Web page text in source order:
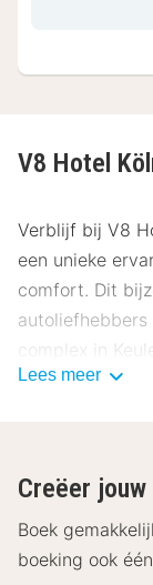
V8 Hotel
Verblijf bij V8
een unieke
comfort. Dit
autoliefhebbers
complex in
gemiddeld met
van Keulen,
Rheinland-
centrum. Vanuit
Lees meer
Creëer
Boek
boeking ook